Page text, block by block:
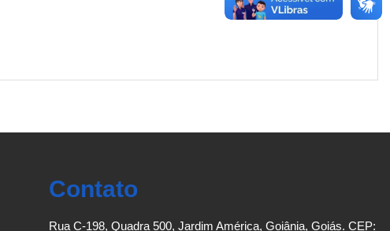
Contato
Rua C-198, Quadra 500, Jardim América, Goiânia, Goiás. CEP: